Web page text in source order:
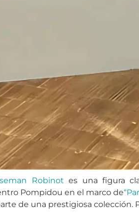
Robinot es una figura
Pompidou en el marco de
de una prestigiosa